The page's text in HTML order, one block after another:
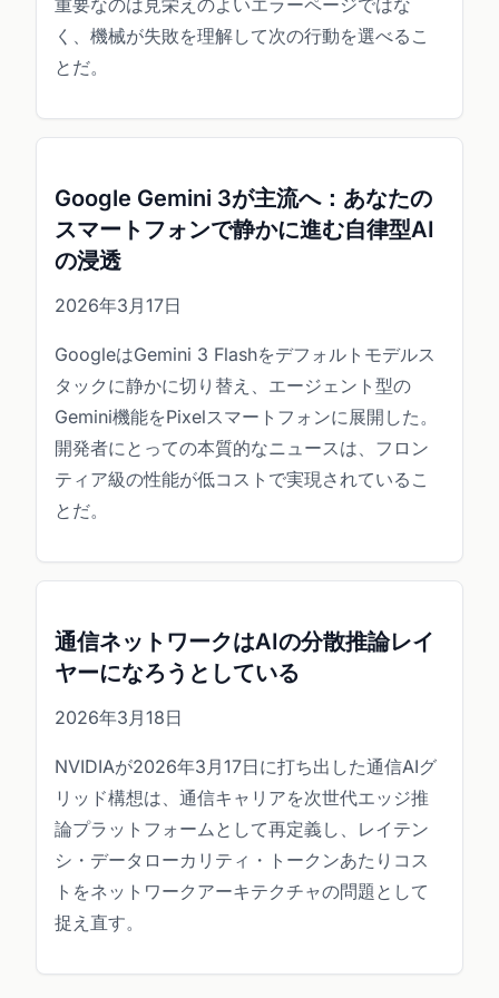
重要なのは見栄えのよいエラーページではな
く、機械が失敗を理解して次の行動を選べるこ
とだ。
Google Gemini 3が主流へ：あなたの
スマートフォンで静かに進む自律型AI
の浸透
2026年3月17日
GoogleはGemini 3 Flashをデフォルトモデルス
タックに静かに切り替え、エージェント型の
Gemini機能をPixelスマートフォンに展開した。
開発者にとっての本質的なニュースは、フロン
ティア級の性能が低コストで実現されているこ
とだ。
通信ネットワークはAIの分散推論レイ
ヤーになろうとしている
2026年3月18日
NVIDIAが2026年3月17日に打ち出した通信AIグ
リッド構想は、通信キャリアを次世代エッジ推
論プラットフォームとして再定義し、レイテン
シ・データローカリティ・トークンあたりコス
トをネットワークアーキテクチャの問題として
捉え直す。